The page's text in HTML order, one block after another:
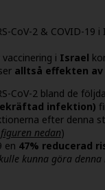
CoV-2 & COVID-19
i Israel
alltså effekten av
CoV-2 bland de
infektion)
efter denna
nedan)
en 47% reducerad
kunna göra